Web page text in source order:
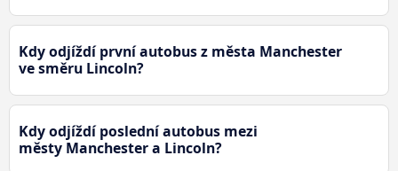
Kdy odjíždí první autobus z města Manchester
ve směru Lincoln?
Kdy odjíždí poslední autobus mezi
městy Manchester a Lincoln?